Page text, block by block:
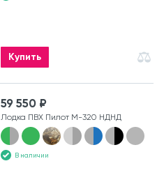
Купить
59 550 ₽
Лодка ПВХ Пилот М-320 НДНД
В наличии